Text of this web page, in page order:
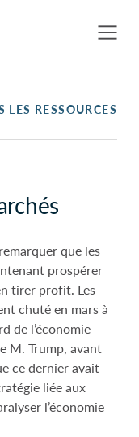
LES RESSOURCES
que les
prospérer
tirer profit. Les
chuté en mars à
de l’économie
M. Trump, avant
ce dernier avait
liée aux
l’économie